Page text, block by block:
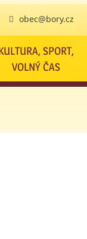
obec@bory.cz
SPORT,
VOLNÝ ČAS